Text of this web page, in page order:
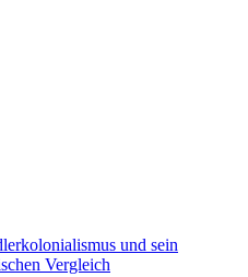
und sein
Vergleich